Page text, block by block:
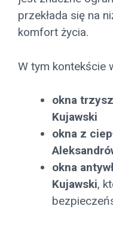
przekłada się na
komfort życia.
W tym kontekście
okna
Kujawski
okna z
okna
Kujawski,